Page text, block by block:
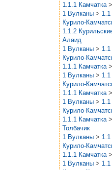
1.1.1 Камчатка >
1 Вулканы >
Курило-
1.1.2
Алаид
1 Вулканы >
Курило-
1.1.1 Камчатка >
1 Вулканы >
Курило-
1.1.1 Камчатка >
1 Вулканы >
Курило-
1.1.1 Камчатка >
Толбачик
1 Вулканы >
Курило-
1.1.1 Камчатка >
1 Вулканы >